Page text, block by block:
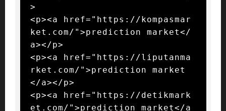
>
<p><a href="https://kompasmar
ket.com/">prediction market</
a></p>
<p><a href="https://liputanma
rket.com/">prediction market
</a></p>
<p><a href="https://detikmark
et.com/">prediction market</a